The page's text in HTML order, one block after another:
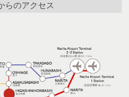
らのアクセス